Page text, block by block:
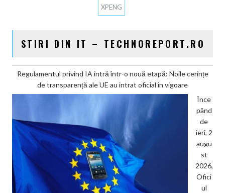
XPENG
STIRI DIN IT – TECHNOREPORT.RO
Regulamentul privind IA intră într-o nouă etapă: Noile cerințe
de transparență ale UE au intrat oficial în vigoare
Înce
pând
de
ieri, 2
augu
st
2026,
Ofici
ul